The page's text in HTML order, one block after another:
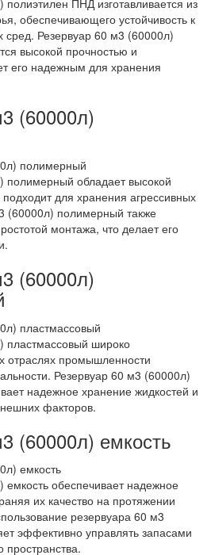
обеспечивающего устойчивость к
сред. Резервуар 60 м3 (60000л)
высокой прочностью и
его надежным для хранения
(60000л)
полимерный обладает высокой
для хранения агрессивных
(60000л) полимерный также
монтажа, что делает его
(60000л)
пластмассовый широко
отраслях промышленности
Резервуар 60 м3 (60000л)
надежное хранение жидкостей и
факторов.
(60000л) емкость
обеспечивает надежное
их качество на протяжении
резервуара 60 м3
эффективно управлять запасами
пространства.